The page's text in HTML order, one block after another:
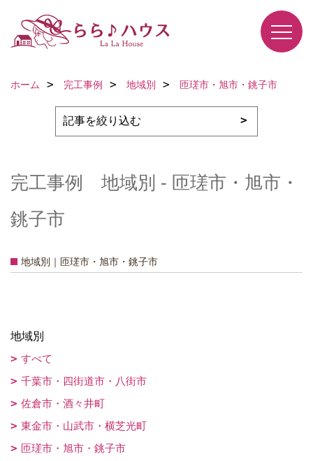
ホーム 完工事例 地域別 匝瑳市・旭市・銚子市
完工事例 地域別 - 匝瑳市・旭市・
銚子市
地域別｜匝瑳市・旭市・銚子市
地域別
すべて
千葉市・四街道市・八街市
佐倉市・酒々井町
東金市・山武市・横芝光町
匝瑳市・旭市・銚子市